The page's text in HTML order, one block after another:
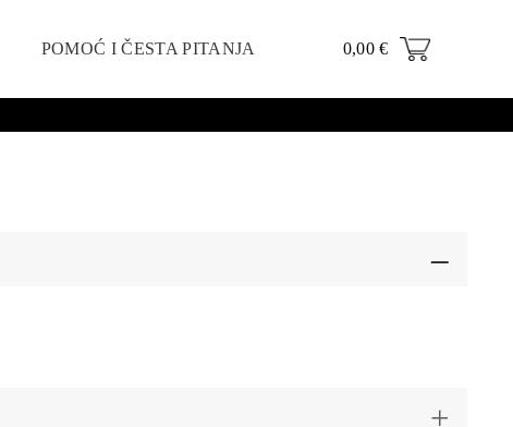
POMOĆ I ČESTA PITANJA 0,00€